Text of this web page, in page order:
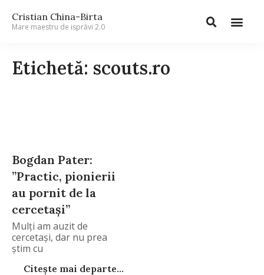
Cristian China-Birta
Mare maestru de isprăvi 2.0
Etichetă: scouts.ro
Bogdan Pater:
”Practic, pionierii
au pornit de la
cercetași”
Mulți am auzit de
cercetași, dar nu prea
știm cu
Citește mai departe...